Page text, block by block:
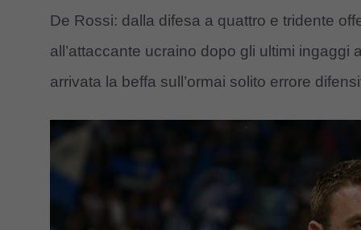
De Rossi: dalla difesa a quattro e tridente
all’attaccante ucraino dopo gli ultimi
arrivata la beffa sull’ormai solito errore